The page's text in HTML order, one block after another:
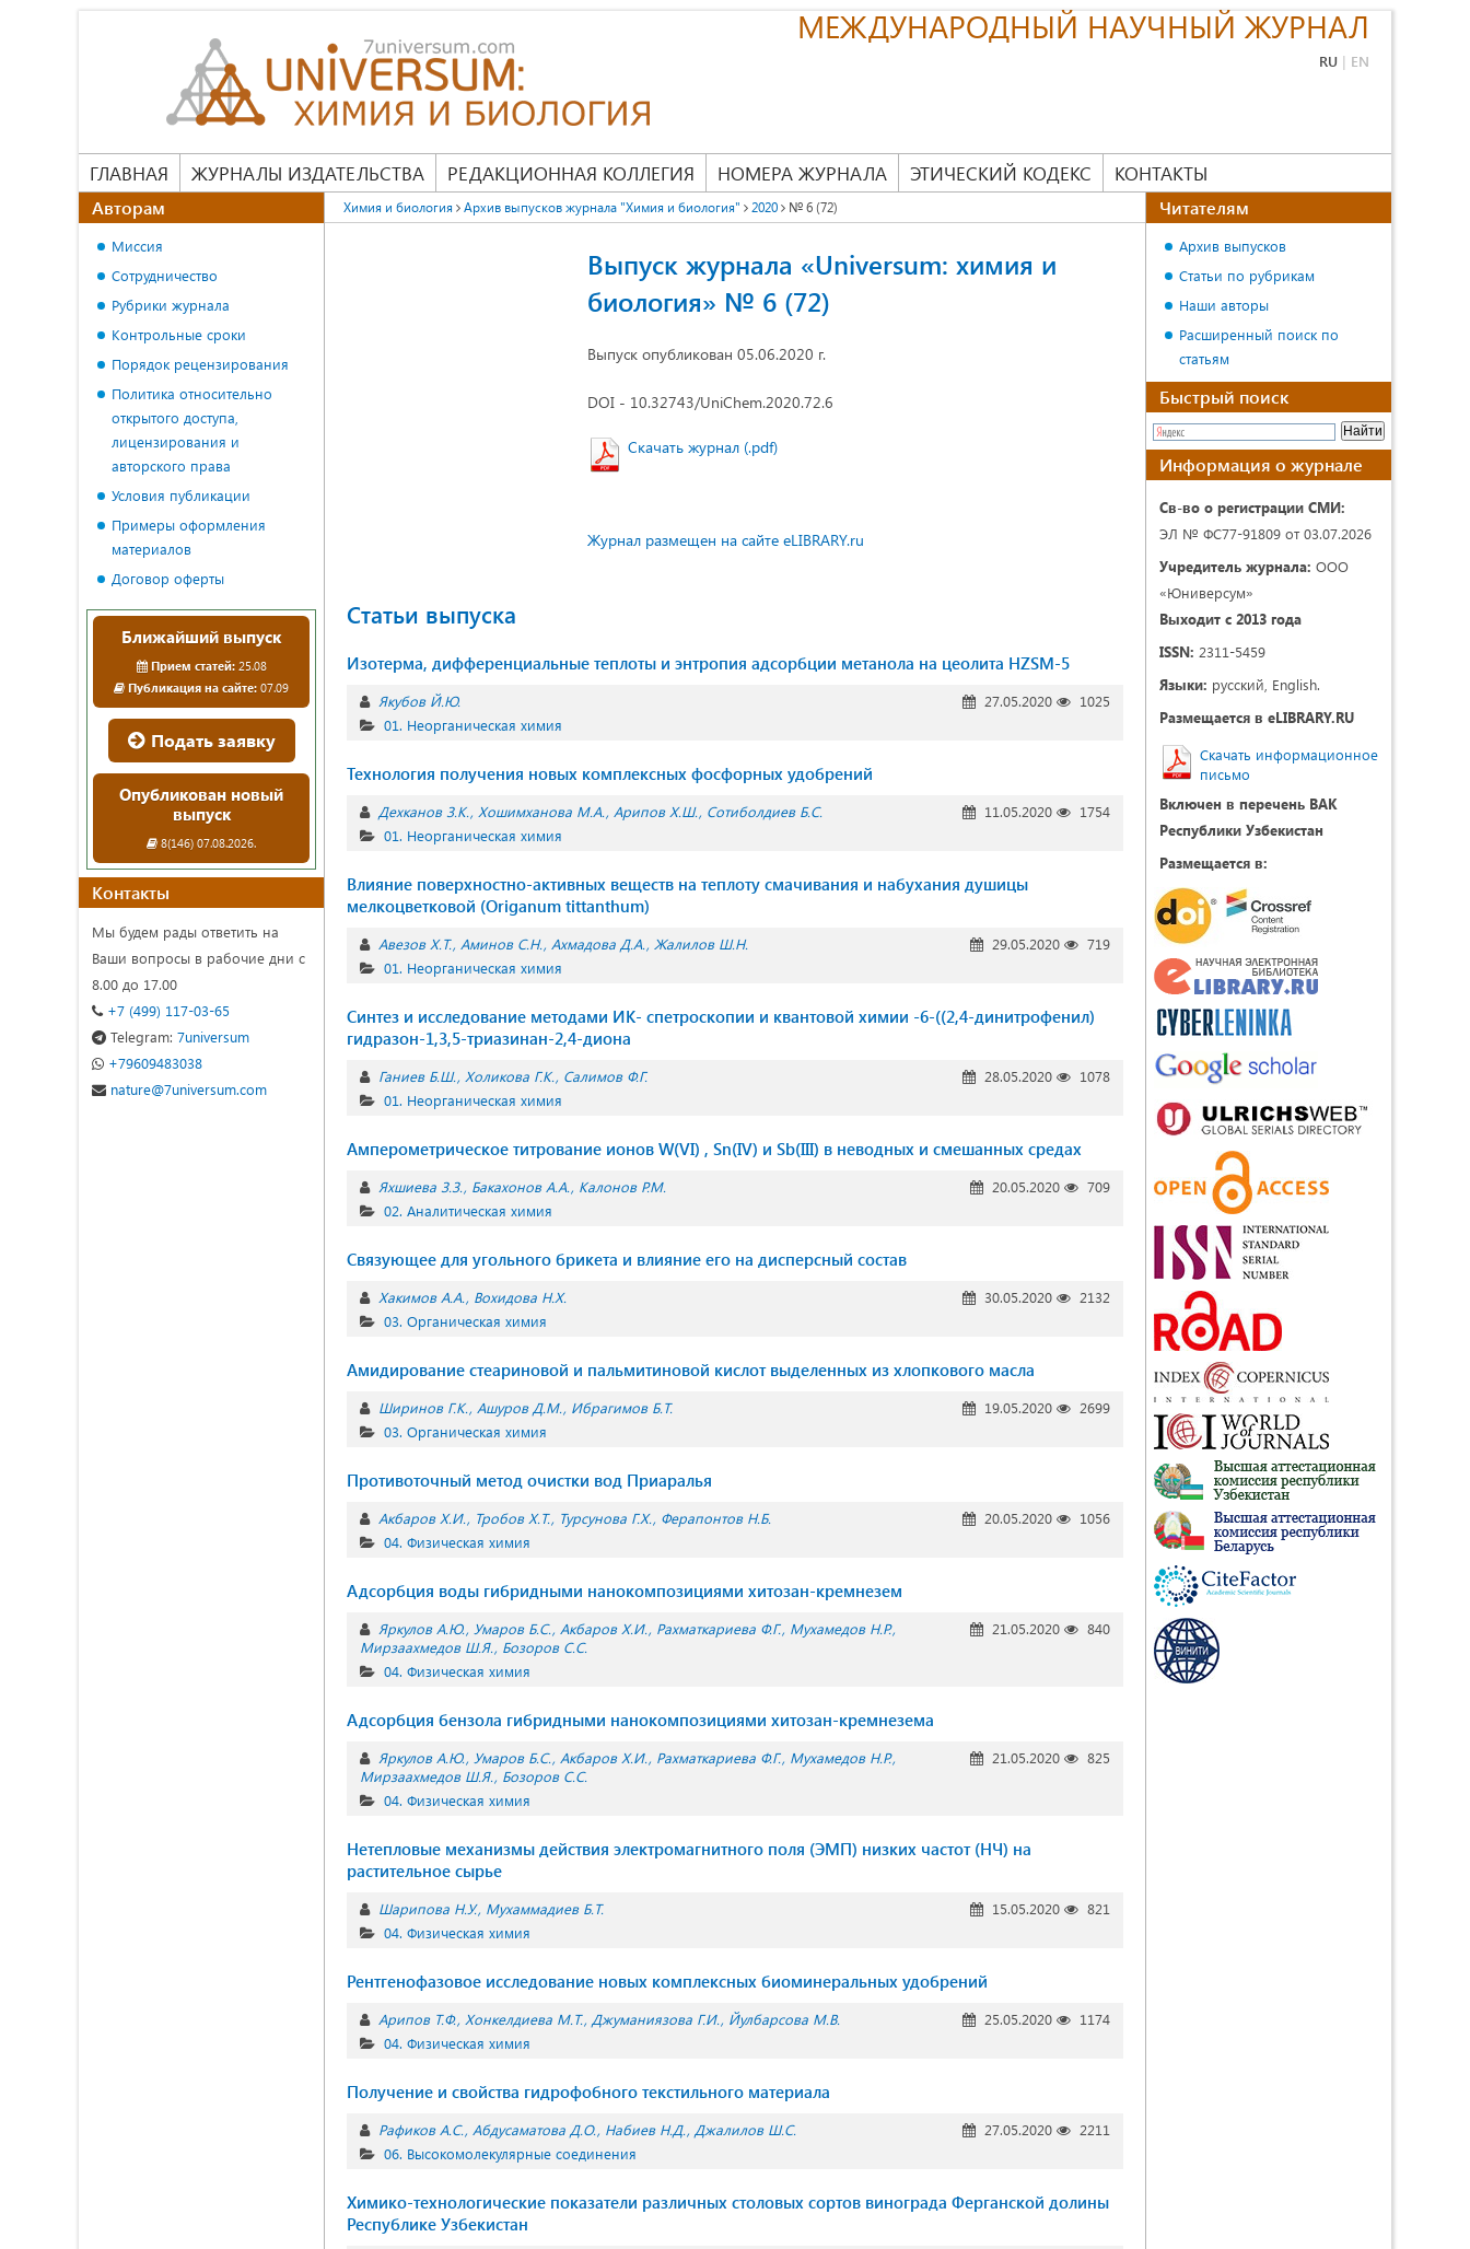
МЕЖДУНАРОДНЫЙ НАУЧНЫЙ ЖУРНАЛ
RU | EN
ГЛАВНАЯ ЖУРНАЛЫ ИЗДАТЕЛЬСТВА РЕДАКЦИОННАЯ КОЛЛЕГИЯ НОМЕРА ЖУРНАЛА ЭТИЧЕСКИЙ КОДЕКС КОНТАКТЫ
Химия и биология Архив выпусков журнала "Химия и биология" 2020 № 6 (72)
Выпуск журнала «Universum: химия и
биология» № 6 (72)
Выпуск опубликован 05.06.2020 г.
DOI - 10.32743/UniChem.2020.72.6
Скачать журнал (.pdf)
Журнал размещен на сайте eLIBRARY.ru
Статьи выпуска
Изотерма, дифференциальные теплоты и энтропия адсорбции метанола на цеолита HZSM-5
Якубов Й.Ю. 27.05.2020
1025
01. Неорганическая химия
Технология получения новых комплексных фосфорных удобрений
Дехканов З.К. Хошимханова М.А. Арипов Х.Ш. Сотиболдиев Б.С. 11.05.2020
1754
01. Неорганическая химия
Влияние поверхностно-активных веществ на теплоту смачивания и набухания душицы
мелкоцветковой (Origanum tittanthum)
Авезов Х.Т. Аминов С.Н. Ахмадова Д.А. Жалилов Ш.Н. 29.05.2020
719
01. Неорганическая химия
Синтез и исследование методами ИК- спетроскопии и квантовой химии -6-((2,4-динитрофенил)
гидразон-1,3,5-триазинан-2,4-диона
Ганиев Б.Ш. Холикова Г.К. Салимов Ф.Г. 28.05.2020
1078
01. Неорганическая химия
Амперометрическое титрoвaниe иoнoв W(VI) , Sn(IV) и Sb(III) в неводных и смешанных cрeдaх
Яхшиева З.З. Бакахонов А.А. Калонов Р.М. 20.05.2020
709
02. Аналитическая химия
Cвязующее для угольного брикета и влияние его на дисперсный состав
Хакимов А.А. Вохидова Н.Х. 30.05.2020
2132
03. Органическая химия
Амидирование стеариновой и пальмитиновой кислот выделенных из хлопкового масла
Ширинов Г.К. Ашуров Д.М. Ибрагимов Б.Т. 19.05.2020
2699
03. Органическая химия
Противоточный метод очистки вод Приаралья
Акбаров Х.И. Тробов Х.Т. Турсунова Г.Х. Ферапонтов Н.Б. 20.05.2020
1056
04. Физическая химия
Адсорбция воды гибридными нанокомпозициями хитозан-кремнезем
Яркулов А.Ю. Умаров Б.С. Акбаров Х.И. Рахматкариева Ф.Г. Мухамедов Н.Р.
Мирзаахмедов Ш.Я. Бозоров С.С.
21.05.2020 840
04. Физическая химия
Адсорбция бензола гибридными нанокомпозициями хитозан-кремнезема
Яркулов А.Ю. Умаров Б.С. Акбаров Х.И. Рахматкариева Ф.Г. Мухамедов Н.Р.
Мирзаахмедов Ш.Я. Бозоров С.С.
21.05.2020 825
04. Физическая химия
Нетепловые механизмы действия электромагнитного поля (ЭМП) низких частот (НЧ) на
растительное сырье
Шарипова Н.У. Мухаммадиев Б.Т. 15.05.2020
821
04. Физическая химия
Рентгенофазовое исследование новых комплексных биоминеральных удобрений
Арипов Т.Ф. Хонкелдиева М.Т. Джуманиязова Г.И. Йулбарсова М.В. 25.05.2020
1174
04. Физическая химия
Получение и свойства гидрофобного текстильного материала
Рафиков А.С. Абдусаматова Д.О. Набиев Н.Д. Джалилов Ш.С. 27.05.2020
2211
06. Высокомолекулярные соединения
Химико-технологические показатели различных столовых сортов винограда Ферганской долины
Республике Узбекистан
Авторам
Миссия
Сотрудничество
Рубрики журнала
Контрольные сроки
Порядок рецензирования
Политика относительно
открытого доступа,
лицензирования и
авторского права
Условия публикации
Примеры оформления
материалов
Договор оферты
Ближайший выпуск
Прием статей:25.08
Публикация на сайте: 07.09
Подать заявку
Опубликован новый
выпуск
8(146) 07.08.2026.
Контакты
Мы будем рады ответить на
Ваши вопросы в рабочие дни с
8.00 до 17.00
+7 (499) 117-03-65
Telegram: 7universum
+79609483038
nature@7universum.com
Читателям
Архив выпусков
Статьи по рубрикам
Наши авторы
Расширенный поиск по
статьям
Быстрый поиск
Информация о журнале
Св-во о регистрации СМИ:
ЭЛ № ФС77-91809 от 03.07.2026
Учредитель журнала: ООО
«Юниверсум»
Выходит с 2013 года
ISSN: 2311-5459
Языки: русский, English.
Размещается в eLIBRARY.RU
Скачать информационное
письмо
Включен в перечень ВАК
Республики Узбекистан
Размещается в: